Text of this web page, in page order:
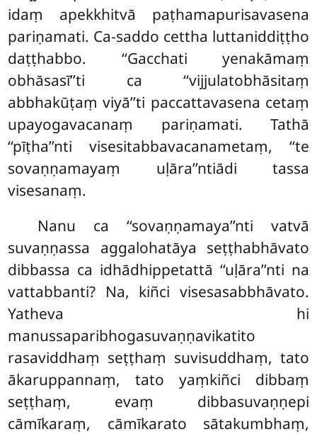
idaṃ apekkhitvā paṭhamapurisavasena
pariṇamati. Ca-saddo cettha luttaniddiṭṭho
daṭṭhabbo. ‘‘Gacchati yenakāmaṃ
obhāsasī’’ti ca ‘‘vijjulatobhāsitaṃ
abbhakūṭaṃ viyā’’ti paccattavasena cetaṃ
upayogavacanaṃ pariṇamati. Tathā
‘‘pīṭha’’nti visesitabbavacanametaṃ, ‘‘te
sovaṇṇamayaṃ uḷāra’’ntiādi tassa
visesanaṃ.
Nanu ca ‘‘sovaṇṇamaya’’nti vatvā
suvaṇṇassa aggalohatāya seṭṭhabhāvato
dibbassa ca idhādhippetattā ‘‘uḷāra’’nti na
vattabbanti? Na, kiñci visesasabbhāvato.
Yatheva hi
manussaparibhogasuvaṇṇavikatito
rasaviddhaṃ seṭṭhaṃ suvisuddhaṃ, tato
ākaruppannaṃ, tato yaṃkiñci dibbaṃ
seṭṭhaṃ, evaṃ dibbasuvaṇṇepi
cāmīkaraṃ, cāmīkarato sātakumbhaṃ,